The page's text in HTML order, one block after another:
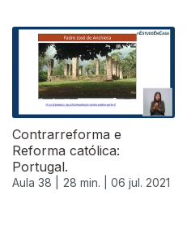
Contrarreforma e
Reforma católica:
Portugal.
Aula 38 | 28 min. | 06 jul. 2021
556103